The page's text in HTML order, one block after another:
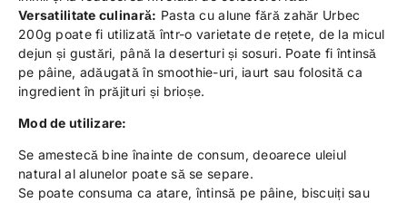
Versatilitate culinară: Pasta cu alune fără zahăr Urbec
200g poate fi utilizată într-o varietate de rețete, de la micul
dejun și gustări, până la deserturi și sosuri. Poate fi întinsă
pe pâine, adăugată în smoothie-uri, iaurt sau folosită ca
ingredient în prăjituri și brioșe.
Mod de utilizare:
Se amestecă bine înainte de consum, deoarece uleiul
natural al alunelor poate să se separe.
Se poate consuma ca atare, întinsă pe pâine, biscuiți sau